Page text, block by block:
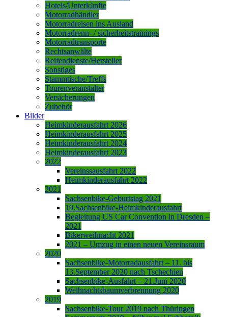
Hotels/Unterkünfte
Motorradhändler
Motorradreisen ins Ausland
Motorradrenn- / sicherheitstrainings
Motorradtransporte
Rechtsanwälte
Reifendienste/Hersteller
Sonstiges
Stammtische/Treffs
Tourenveranstalter
Versicherungen
Zubehör
Bilder
Heimkinderausfahrt 2026
Heimkinderausfahrt 2025
Heimkinderausfahrt 2024
Heimkinderausfahrt 2023
2022
Vereinssausfahrt 2022
Heimkinderausfahrt 2022
2021
Sachsenbike-Geburtstag 2021
19.Sachsenbike-Heimkinderausfahrt
Begleitung US Car Convention in Dresden –
2021
Bikerweihnacht 2021
2021 – Umzug in einen neuen Vereinsraum
2020
Sachsenbike-Motorradausfahrt – 11. bis
13.September 2020 nach Tschechien
Sachsenbike-Ausfahrt – 21.Juni 2020
Weihnachtsbaumverbrennung 2020
2019
Sachsenbike-Tour 2019 nach Thüringen